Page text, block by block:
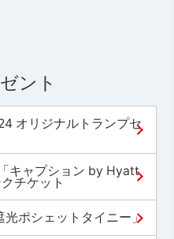
ント
オリジナルトランプセ
キャプション by Hyatt
チケット
ポシェットタイニー」